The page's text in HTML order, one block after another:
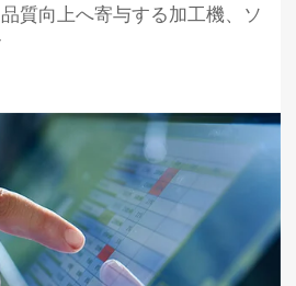
ックジャパン2025 マキノ特設
御横形マシニングセンタ
を開始しました。
マシニングセンタ V800の販売
た。
質向上へ寄与する加工機、ソ